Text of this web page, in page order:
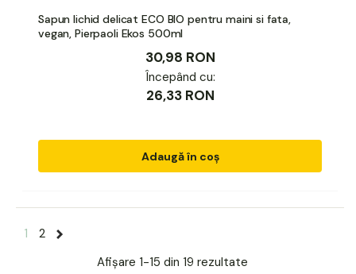
Sapun lichid delicat ECO BIO pentru maini si fata,
vegan, Pierpaoli Ekos 500ml
30,98 RON
Începând cu:
26,33 RON
Adaugă în coș
1
2
Afișare 1-15 din 19 rezultate